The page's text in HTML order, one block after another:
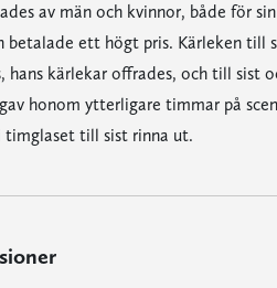
av män och kvinnor, både för
betalade ett högt pris. Kärleken till
hans kärlekar offrades, och till sist
honom ytterligare timmar på
timglaset till sist rinna ut.